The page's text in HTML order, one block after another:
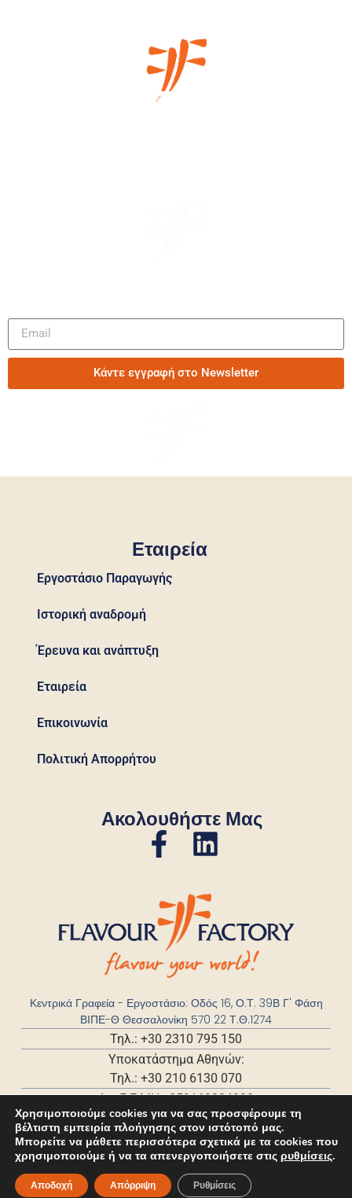
Κάντε εγγραφή στο Newsletter
Κεντρικά Γραφεία - Εργοστάσιο: Οδός 16, Ο.Τ. 39Β Γ' Φάση
ΒΙΠΕ-Θ Θεσσαλονίκη 570 22 Τ.Θ.1274
Τηλ.: +30 2310 795 150
Υποκατάστημα Αθηνών:
Τηλ.: +30 210 6130 070
Αρ. Γ.Ε.ΜΗ.: 059168204000
Εταιρεία
Εργοστάσιο Παραγωγής
Ιστορική αναδρομή
Έρευνα και ανάπτυξη
Εταιρεία
Επικοινωνία
Πολιτική Απορρήτου
Ακολουθήστε Μας
©2025 – All rights reserved. Developed by
Χρησιμοποιούμε cookies για να σας προσφέρουμε τη
βέλτιστη εμπειρία πλοήγησης στον ιστότοπό μας.
Μπορείτε να μάθετε περισσότερα σχετικά με τα cookies που
χρησιμοποιούμε ή να τα απενεργοποιήσετε στις ρυθμίσεις.
Αποδοχή Απόρριψη Ρυθμίσεις